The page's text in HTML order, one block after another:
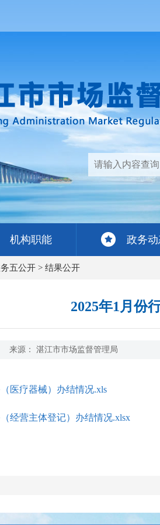
机构职能 政务动
五公开 > 结果公开
2025年1月份
来源： 湛江市市场监督管理局
医疗器械）办结情况.xls
经营主体登记）办结情况.xlsx